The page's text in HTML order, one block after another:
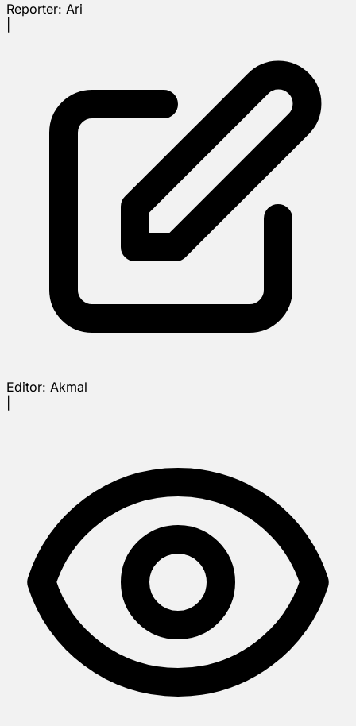
Reporter: Ari
Editor: Akmal